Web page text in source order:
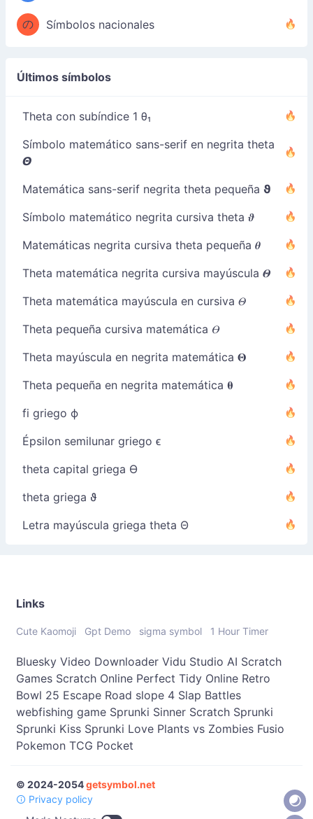
の Símbolos nacionales
Últimos símbolos
Theta con subíndice 1 θ₁
Símbolo matemático sans-serif en negrita theta
𝞗
Matemática sans-serif negrita theta pequeña 𝞋
Símbolo matemático negrita cursiva theta 𝝑
Matemáticas negrita cursiva theta pequeña 𝜽
Theta matemática negrita cursiva mayúscula 𝜣
Theta matemática mayúscula en cursiva 𝛩
Theta pequeña cursiva matemática 𝛳
Theta mayúscula en negrita matemática 𝚯
Theta pequeña en negrita matemática 𝛉
fi griego ϕ
Épsilon semilunar griego ϵ
theta capital griega ϴ
theta griega ϑ
Letra mayúscula griega theta Θ
Links
Cute Kaomoji Gpt Demo sigma symbol 1 Hour Timer
Bluesky Video Downloader Vidu Studio AI Scratch
Games Scratch Online Perfect Tidy Online Retro
Bowl 25 Escape Road slope 4 Slap Battles
webfishing game Sprunki Sinner Scratch Sprunki
Sprunki Kiss Sprunki Love Plants vs Zombies Fusio
Pokemon TCG Pocket
© 2024-2054getsymbol.net
Privacy policy